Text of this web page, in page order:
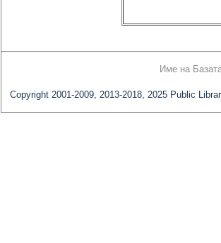
Име на
Copyright 2001-2009, 2013-2018, 2025 Public